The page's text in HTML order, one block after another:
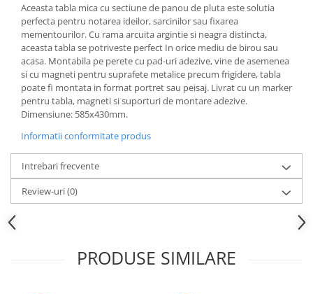
geamuri, mobila
Articole pentru birou, suprafete,
pardoseli
Intretinere si odorizante masina
Saci de gunoi
Accesorii pentru curatenie
Tipografie si stampile
Formulare tipizate
Caiete si blocnotesuri
personalizate
Stampile, tusiere si tus
Protectia muncii si Imbracaminte
Aceasta tabla mica cu sectiune de panou de pluta este solutia
perfecta pentru notarea ideilor, sarcinilor sau fixarea
mementourilor. Cu rama arcuita argintie si neagra distincta,
aceasta tabla se potriveste perfect In orice mediu de birou sau
acasa. Montabila pe perete cu pad-uri adezive, vine de asemenea
si cu magneti pentru suprafete metalice precum frigidere, tabla
poate fi montata in format portret sau peisaj. Livrat cu un marker
pentru tabla, magneti si suporturi de montare adezive.
Dimensiune: 585x430mm.
Informatii conformitate produs
Intrebari frecvente
Review-uri(0)
PRODUSE SIMILARE